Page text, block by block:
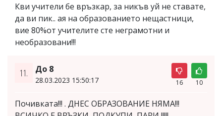
Кви учители бе връзкар, за никъв уй не ставате,
да ви пик.. ая на образованието нещастници,
вие 80%от учителите сте неграмотни и
необразовани!!!
11. До 8
28.03.2023 15:50:17 16 10
Почивката!!! . ДНЕС ОБРАЗОВАНИЕ НЯМА!!!